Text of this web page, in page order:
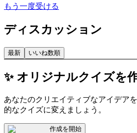
もう一度受ける
ディスカッション
最新 いいね数順
✨ オリジナルクイズを
あなたのクリエイティブなアイデア
的なクイズに変えましょう。
作成を開始